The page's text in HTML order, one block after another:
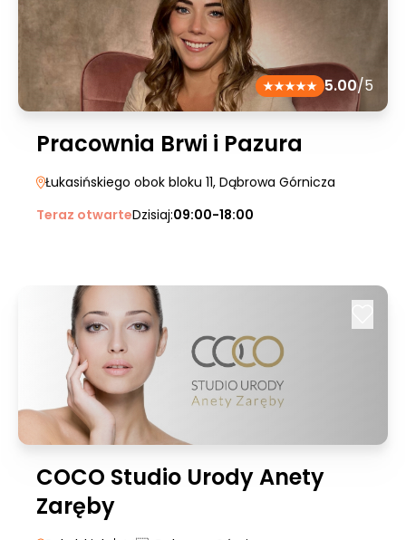
5.00/5
Pracownia Brwi i Pazura
Łukasińskiego obok bloku 11, Dąbrowa Górnicza
Teraz otwarteDzisiaj:09:00-18:00
COCO Studio Urody Anety
Zaręby